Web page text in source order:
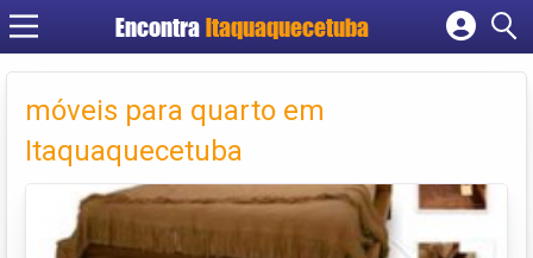
Encontra Itaquaquecetuba
Cadastrar empresa
Criar conta
móveis para quarto em
Itaquaquecetuba